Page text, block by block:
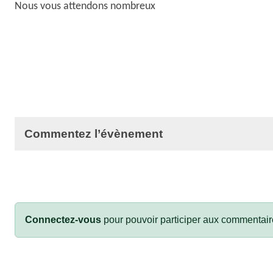
Nous vous attendons nombreux
Commentez l’évènement
Connectez-vous pour pouvoir participer aux